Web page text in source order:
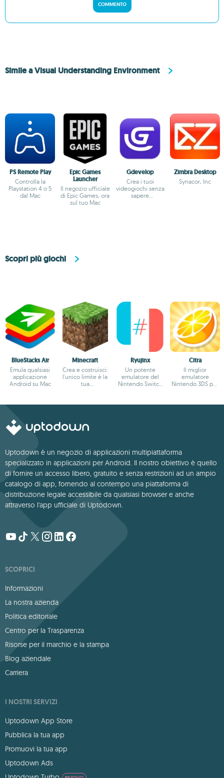
COMMENTO
Simile a Visual Understanding Environment
PS Remote Play
Controlla la
Playstation 4 o 5
dal Mac
Epic Games
Launcher
Il negozio ufficiale
di Epic Games, ora
sul tuo Mac
Gdevelop
Crea i tuoi
videogiochi senza
sapere
Zimbra Desktop
Synacor, Inc
Scopri più giochi
BlueStacks Air
Emula qualsiasi
applicazione
Android su Mac
Minecraft
Crea e costruisci:
l'unico limite è la
tua
Ryujinx
Un potente
emulatore del
Nintendo Switch
Citra
Il miglior
emulatore
Nintendo 3DS per
Uptodown è un negozio di applicazioni multipiattaforma
specializzato in applicazioni per Android. Il nostro obiettivo è quello
di fornire un accesso libero, gratuito e senza restrizioni ad un ampio
catalogo di app, fornendo al contempo una piattaforma di
distribuzione legale accessibile da qualsiasi browser e anche
attraverso l'app ufficiale di Uptodown.
SCOPRICI
Informazioni
La nostra azienda
Politica editoriale
Centro per la Trasparenza
Risorse per il marchio e la stampa
Blog aziendale
Carriera
I NOSTRI SERVIZI
Uptodown App Store
Pubblica la tua app
Promuovi la tua app
Uptodown Ads